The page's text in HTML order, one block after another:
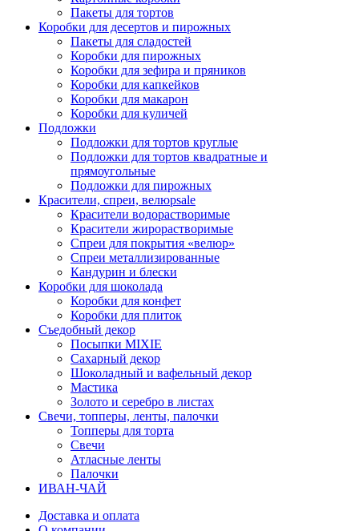
Пакеты для тортов
Коробки для десертов и пирожных
Пакеты для сладостей
Коробки для пирожных
Коробки для зефира и пряников
Коробки для капкейков
Коробки для макарон
Коробки для куличей
Подложки
Подложки для тортов круглые
Подложки для тортов квадратные и
прямоугольные
Подложки для пирожных
Красители, спреи, велюрsale
Красители водорастворимые
Красители жирорастворимые
Спреи для покрытия «велюр»
Спреи металлизированные
Кандурин и блески
Коробки для шоколада
Коробки для конфет
Коробки для плиток
Съедобный декор
Посыпки MIXIE
Сахарный декор
Шоколадный и вафельный декор
Мастика
Золото и серебро в листах
Свечи, топперы, ленты, палочки
Топперы для торта
Свечи
Атласные ленты
Палочки
ИВАН-ЧАЙ
Доставка и оплата